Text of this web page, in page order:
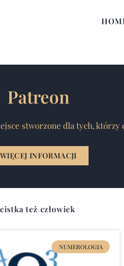
Patreon
stworzone dla tych, którzy
WIĘCEJ INFORMACJI
też człowiek
NUMEROLOGIA